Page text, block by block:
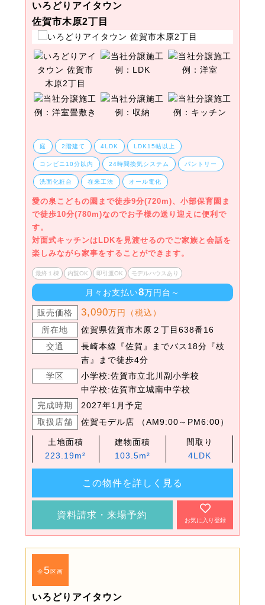
いろどりアイタウン
佐賀市木原2丁目
庭 2階建て 4LDK LDK15帖以上
コンビニ10分以内 24時間換気システム パントリー
洗面化粧台 在来工法 オール電化
愛の泉こどもの園まで徒歩9分(720m)、小部保育園ま
で徒歩10分(780m)なのでお子様の送り迎えに便利で
す。
対面式キッチンはLDKを見渡せるのでご家族と会話を
楽しみながら家事をすることができます。
最終１棟 内覧OK 即引渡OK モデルハウスあり
月々お支払い8万円台～
販売価格 3,090万円（税込）
所在地
佐賀県佐賀市木原２丁目638番16
交通
長崎本線『佐賀』までバス18分『枝
吉』まで徒歩4分
学区
小学校:佐賀市立北川副小学校
中学校:佐賀市立城南中学校
完成時期
2027年1月予定
取扱店舗
佐賀モデル店 （AM9:00～PM6:00）
土地面積
223.19m²
建物面積
103.5m²
間取り
4LDK
この物件を詳しく見る
資料請求・来場予約
お気に入り登録
全5区画
いろどりアイタウン